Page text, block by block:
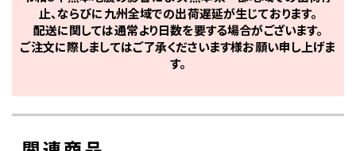
止、ならびに九州全域での出荷遅延が生じております。
配送に関しては通常より日数を要する場合がございます。
ご注文に際しましてはご了承くださいます様お願い申し上げま
す。